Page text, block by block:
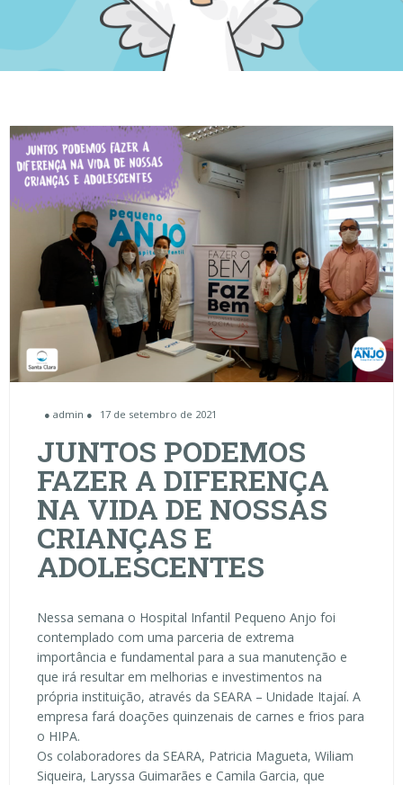
● admin ● 17 de setembro de 2021
JUNTOS PODEMOS
FAZER A DIFERENÇA
NA VIDA DE NOSSAS
CRIANÇAS E
ADOLESCENTES
Nessa semana o Hospital Infantil Pequeno Anjo foi
contemplado com uma parceria de extrema
importância e fundamental para a sua manutenção e
que irá resultar em melhorias e investimentos na
própria instituição, através da SEARA – Unidade Itajaí. A
empresa fará doações quinzenais de carnes e frios para
o HIPA.
Os colaboradores da SEARA, Patricia Magueta, Wiliam
Siqueira, Laryssa Guimarães e Camila Garcia, que